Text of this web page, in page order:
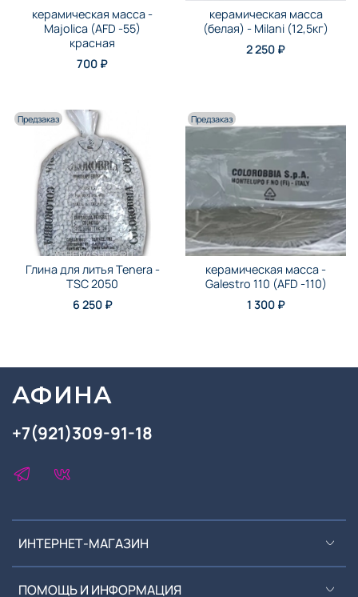
керамическая масса -
Majolica (AFD -55)
красная
700 ₽
керамическая масса
(белая) - Milani (12,5кг)
2 250 ₽
Предзаказ
Глина для литья Tenera -
TSC 2050
6 250 ₽
Предзаказ
керамическая масса -
Galestro 110 (AFD -110)
1 300 ₽
ИНТЕРНЕТ-МАГАЗИН
ПОМОЩЬ И ИНФОРМАЦИЯ
+7(921)309-91-18
АФИНА